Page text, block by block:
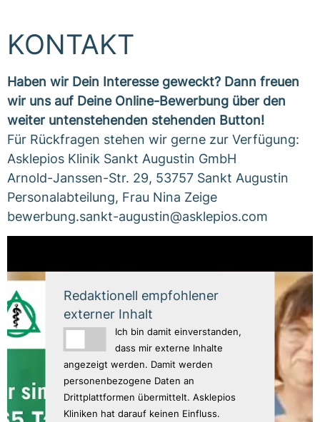
KONTAKT
Haben wir Dein Interesse geweckt? Dann freuen
wir uns auf Deine Online-Bewerbung über den
weiter untenstehenden stehenden Button!
Für Rückfragen stehen wir gerne zur Verfügung:
Asklepios Klinik Sankt Augustin GmbH
Arnold-Janssen-Str. 29, 53757 Sankt Augustin
Personalabteilung, Frau Nina Zeige
bewerbung.sankt-augustin@asklepios.com
Redaktionell empfohlener
externer Inhalt
Ich bin damit einverstanden,
dass mir externe Inhalte
angezeigt werden. Damit werden
personenbezogene Daten an
Drittplattformen übermittelt. Asklepios
Kliniken hat darauf keinen Einfluss.